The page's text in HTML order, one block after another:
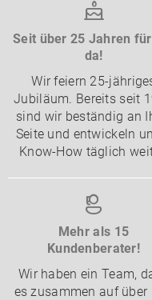
Seit über 25 Jahren
da!
Wir feiern 25-
Jubiläum. Bereits seit
sind wir beständig an
Seite und entwickeln
Know-How täglich
Mehr als 15
Kundenberater!
Wir haben ein Team,
es zusammen auf über